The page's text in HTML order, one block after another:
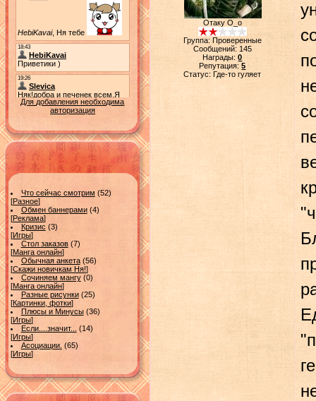
Для добавления необходима
авторизация
Что сейчас смотрим (52)
[Разное]
Обмен баннерами (4)
[Реклама]
Кризис (3)
[Игры]
Стол заказов (7)
[Манга онлайн]
Обычная анкета (56)
[Скажи новичкам Ня!]
Сочиняем мангу (0)
[Манга онлайн]
Разные рисунки (25)
[Картинки, фотки]
Плюсы и Минусы (36)
[Игры]
Если....значит...
(14)
[Игры]
Асоциации. (65)
[Игры]
Отаку О_о
Группа: Проверенные
Сообщений: 145
Награды:0
Репутация:5
Статус:Где-то гуляет